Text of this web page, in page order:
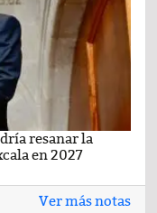
resanar la
en 2027
Ver más notas